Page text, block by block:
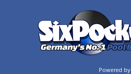
Powered by